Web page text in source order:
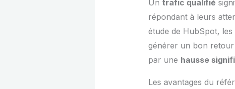
Un trafic qualifié
répondant à leurs
étude de HubSpot,
générer un bon retour
par une hausse
Les avantages du